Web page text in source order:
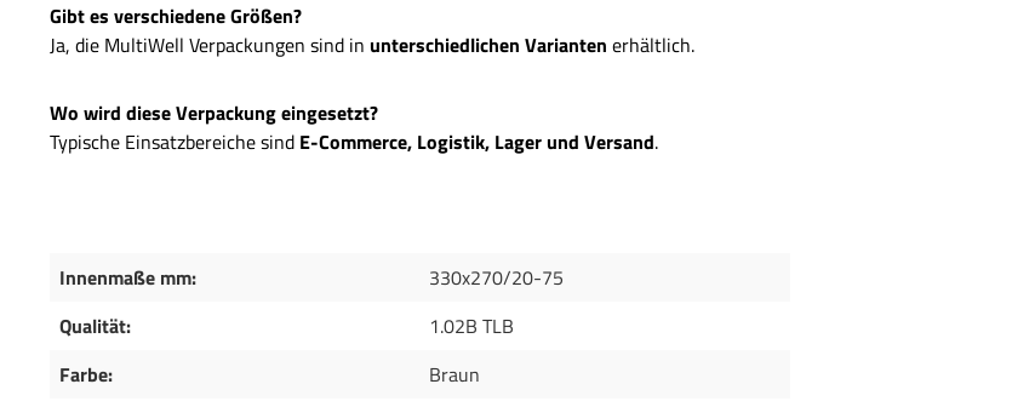
Gibt es verschiedene Größen?
Ja, die MultiWell Verpackungen sind in unterschiedlichen Varianten erhältlich.
Wo wird diese Verpackung eingesetzt?
Typische Einsatzbereiche sind E-Commerce, Logistik, Lager und Versand.
Innenmaße mm:
330x270/20-75
Qualität:
1.02B TLB
Farbe:
Braun